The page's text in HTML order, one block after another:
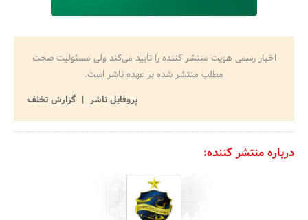
اخبار رسمی هویت منتشر کننده را تایید می‌کند ولی مسئولیت صحت
مطلب منتشر شده بر عهده ناشر است.
پروفایل ناشر
گزارش تخلف
درباره منتشر کننده: